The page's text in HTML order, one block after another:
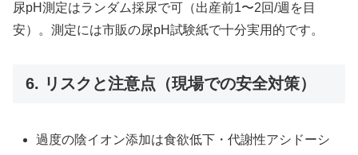
尿pH測定はランダム採尿で可（出産前1〜2回/週を目
安）。測定には市販の尿pH試験紙で十分実用的です。
6. リスクと注意点（現場での安全対策）
過度の陰イオン添加は食欲低下・代謝性アシドーシ